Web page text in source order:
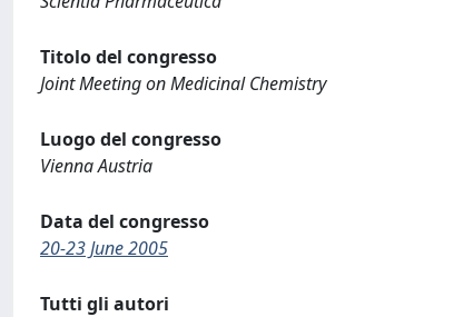
Titolo del congresso
Joint Meeting on Medicinal Chemistry
Luogo del congresso
Vienna Austria
Data del congresso
20-23 June 2005
Tutti gli autori